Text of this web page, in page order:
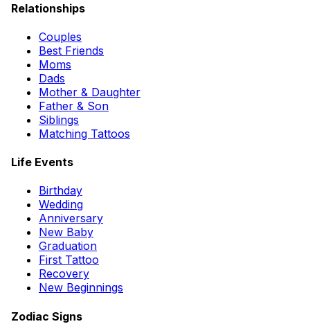
Relationships
Couples
Best Friends
Moms
Dads
Mother & Daughter
Father & Son
Siblings
Matching Tattoos
Life Events
Birthday
Wedding
Anniversary
New Baby
Graduation
First Tattoo
Recovery
New Beginnings
Zodiac Signs